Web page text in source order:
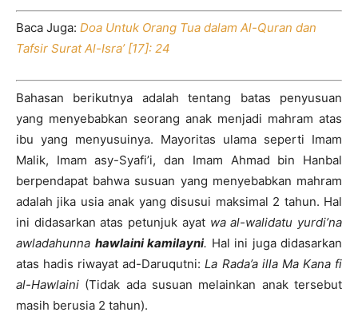
Baca Juga: Doa Untuk Orang Tua dalam Al-Quran dan
Tafsir Surat Al-Isra’ [17]: 24
Bahasan berikutnya adalah tentang batas penyusuan
yang menyebabkan seorang anak menjadi mahram atas
ibu yang menyusuinya. Mayoritas ulama seperti Imam
Malik, Imam asy-Syafi’i, dan Imam Ahmad bin Hanbal
berpendapat bahwa susuan yang menyebabkan mahram
adalah jika usia anak yang disusui maksimal 2 tahun. Hal
ini didasarkan atas petunjuk ayat wa al-walidatu yurdi’na
awladahunna hawlaini kamilayni. Hal ini juga didasarkan
atas hadis riwayat ad-Daruqutni:La Rada’a illa Ma Kana fi
al-Hawlaini (Tidak ada susuan melainkan anak tersebut
masih berusia 2 tahun).